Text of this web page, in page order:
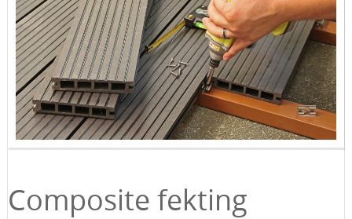
Composite fekting